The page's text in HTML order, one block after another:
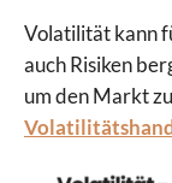
Volatilität kann
auch Risiken
um den Markt